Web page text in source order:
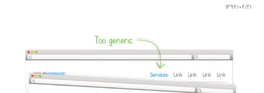
1396/06/21